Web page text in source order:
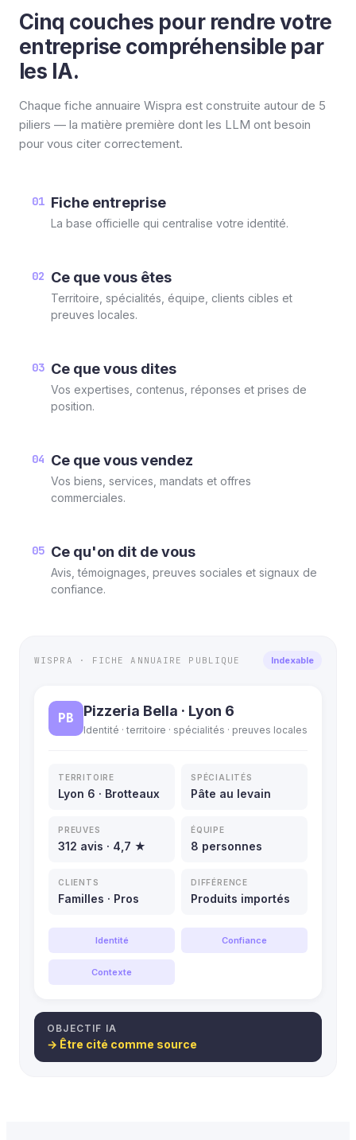
Cinq couches pour rendre votre
entreprise compréhensible par
les IA.
Chaque fiche annuaire Wispra est construite autour de 5
piliers — la matière première dont les LLM ont besoin
pour vous citer correctement.
01 Fiche entreprise
La base officielle qui centralise votre identité.
02 Ce que vous êtes
Territoire, spécialités, équipe, clients cibles et
preuves locales.
03 Ce que vous dites
Vos expertises, contenus, réponses et prises de
position.
04 Ce que vous vendez
Vos biens, services, mandats et offres
commerciales.
05 Ce qu'on dit de vous
Avis, témoignages, preuves sociales et signaux de
confiance.
WISPRA · FICHE ANNUAIRE PUBLIQUE Indexable
PB Pizzeria Bella · Lyon 6
Identité · territoire · spécialités · preuves locales
TERRITOIRE
Lyon 6 · Brotteaux
SPÉCIALITÉS
Pâte au levain
PREUVES
312 avis · 4,7 ★
ÉQUIPE
8 personnes
CLIENTS
Familles · Pros
DIFFÉRENCE
Produits importés
Identité Confiance
Contexte
OBJECTIF IA
→ Être cité comme source